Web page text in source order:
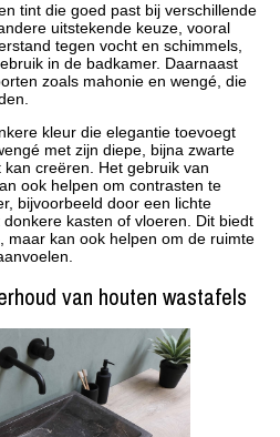
tint die goed past bij verschillende
uitstekende keuze, vooral
tegen vocht en schimmels,
in de badkamer. Daarnaast
zoals mahonie en wengé, die
kleur die elegantie toevoegt
met zijn diepe, bijna zwarte
creëren. Het gebruik van
ook helpen om contrasten te
bijvoorbeeld door een lichte
kasten of vloeren. Dit biedt
maar kan ook helpen om de ruimte
van houten wastafels